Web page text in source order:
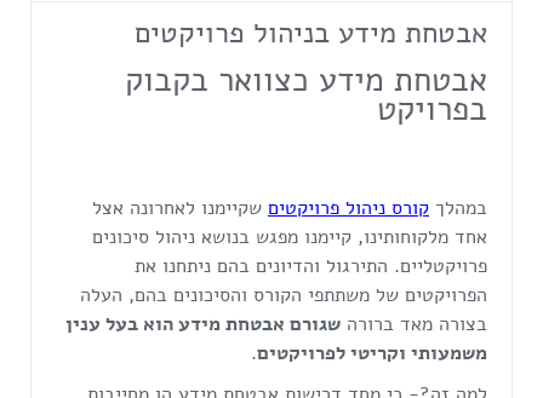
אבטחת מידע בניהול פרויקטים
אבטחת מידע כצוואר בקבוק
בפרויקט
במהלך קורס ניהול פרויקטים שקיימנו לאחרונה אצל
אחד מלקוחותינו, קיימנו מפגש בנושא ניהול סיכונים
פרויקטליים. התירגול והדיונים בהם ניתחנו את
הפרויקטים של משתתפי הקורס והסיכונים בהם, העלה
בצורה מאד ברורה שגורם אבטחת מידע הוא בעל ענין
משמעותי וקריטי לפרויקטים.